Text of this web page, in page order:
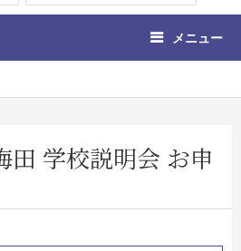
メニュー
田 学校説明会 お申